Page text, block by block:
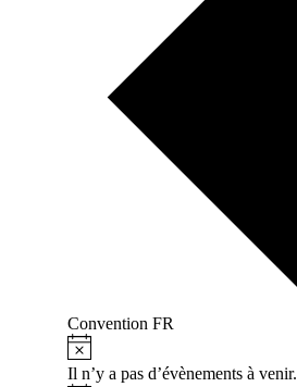
Convention FR
Évènements
Notice
Il n’y a pas d’évènements à venir.